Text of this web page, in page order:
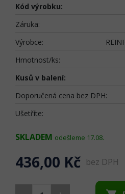
Kód výrobku:
Záruka:
Výrobce:
Hmotnost/ks:
Kusů v balení:
Doporučená cena bez DPH:
Ušetříte:
SKLADEM odešleme 17.08.
436,00 Kč bez DPH